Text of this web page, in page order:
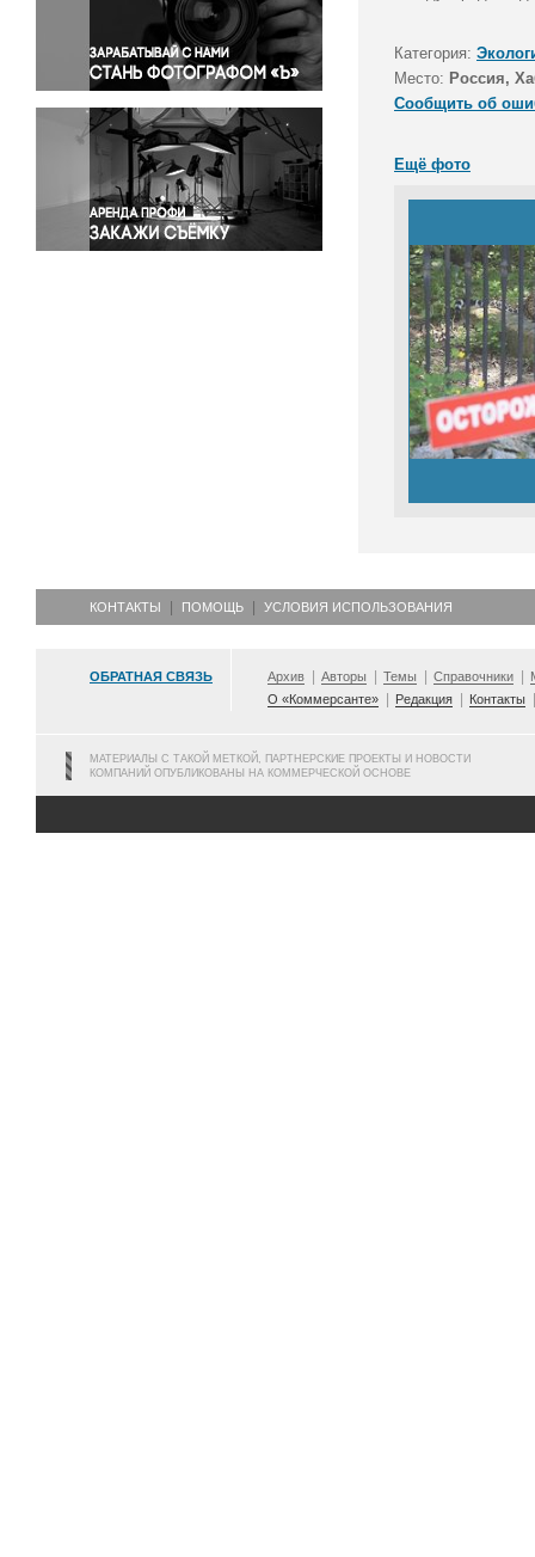
Правосудие
Происшествия и конфликты
Религия
Светская жизнь
Спорт
Экология
Экономика и бизнес
Категория:
Место: Россия,
Сообщить об
Ещё фото
КОНТАКТЫ ПОМОЩЬ УСЛОВИЯ ИСПОЛЬЗОВАНИЯ
ОБРАТНАЯ СВЯЗЬ Архив Авторы Темы Справочники
О «Коммерсанте»
Редакция Контакты
МАТЕРИАЛЫ С ТАКОЙ МЕТКОЙ, ПАРТНЕРСКИЕ ПРОЕКТЫ И НОВОСТИ
КОМПАНИЙ ОПУБЛИКОВАНЫ НА КОММЕРЧЕСКОЙ ОСНОВЕ